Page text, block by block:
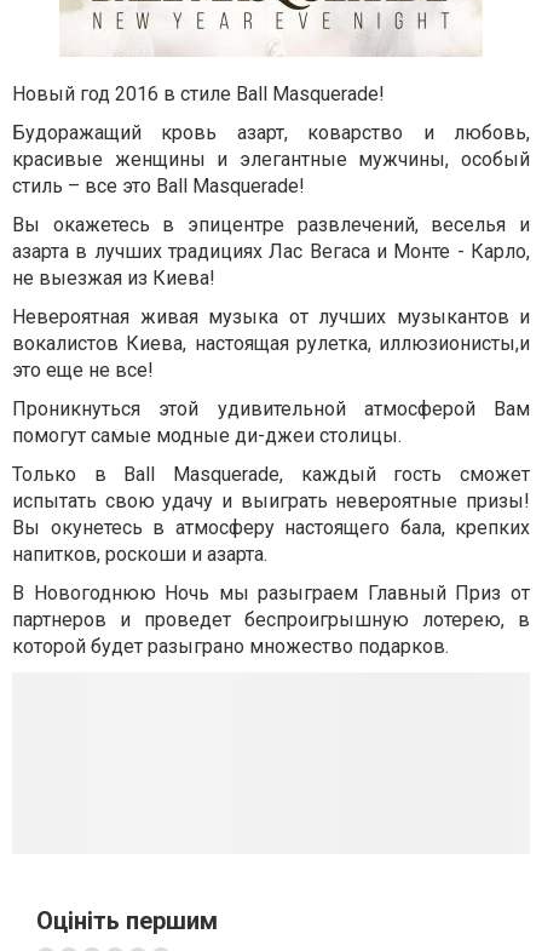
Новый год 2016 в стиле Ball Masquerade!
Будоражащий кровь азарт, коварство и любовь,
красивые женщины и элегантные мужчины, особый
стиль – все это Ball Masquerade!
Вы окажетесь в эпицентре развлечений, веселья и
азарта в лучших традициях Лас Вегаса и Монте - Карло,
не выезжая из Киева!
Невероятная живая музыка от лучших музыкантов и
вокалистов Киева, настоящая рулетка, иллюзионисты,и
это еще не все!
Проникнуться этой удивительной атмосферой Вам
помогут самые модные ди-джеи столицы.
Только в Ball Masquerade, каждый гость сможет
испытать свою удачу и выиграть невероятные призы!
Вы окунетесь в атмосферу настоящего бала, крепких
напитков, роскоши и азарта.
В Новогоднюю Ночь мы разыграем Главный Приз от
партнеров и проведет беспроигрышную лотерею, в
которой будет разыграно множество подарков.
Оцініть першим